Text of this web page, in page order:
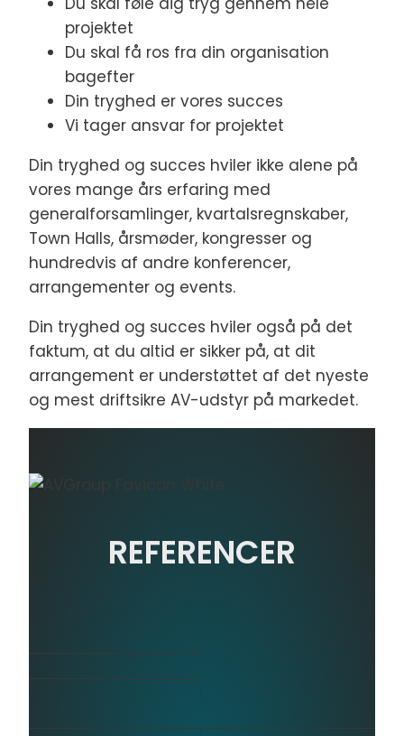
projektet
Du skal få ros fra din organisation
bagefter
Din tryghed er vores succes
Vi tager ansvar for projektet
Din tryghed og succes hviler ikke alene på
vores mange års erfaring med
generalforsamlinger, kvartalsregnskaber,
Town Halls, årsmøder, kongresser og
hundredvis af andre konferencer,
arrangementer og events.
Din tryghed og succes hviler også på det
faktum, at du altid er sikker på, at dit
arrangement er understøttet af det nyeste
og mest driftsikre AV-udstyr på markedet.
REFERENCER